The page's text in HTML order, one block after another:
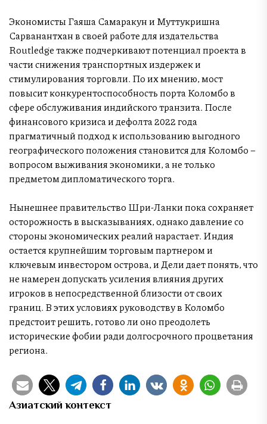
Экономисты Гаяша Самаракун и Муттукришна
Сарванантхан в своей работе для издательства
Routledge также подчеркивают потенциал проекта в
части снижения транспортных издержек и
стимулирования торговли. По их мнению, мост
повысит конкурентоспособность порта Коломбо в
сфере обслуживания индийского транзита. После
финансового кризиса и дефолта 2022 года
прагматичный подход к использованию выгодного
географического положения становится для Коломбо –
вопросом выживания экономики, а не только
предметом дипломатического торга.
Нынешнее правительство Шри-Ланки пока сохраняет
осторожность в высказываниях, однако давление со
стороны экономических реалий нарастает. Индия
остается крупнейшим торговым партнером и
ключевым инвестором острова, и Дели дает понять, что
не намерен допускать усиления влияния других
игроков в непосредственной близости от своих
границ. В этих условиях руководству в Коломбо
предстоит решить, готово ли оно преодолеть
исторические фобии ради долгосрочного процветания
региона.
Азиатский контекст